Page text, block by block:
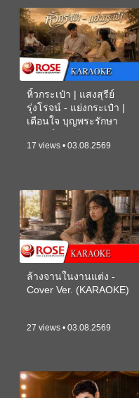
หิ้วกระเป๋า | แสงสุรีย์
รุ่งโรจน์ - แย่งกระเป๋า |
เตือนใจ บุญพระรักษา
17 views • 03.08.2569
ล้างจานในงานแต่ง -
Cover Ver. (KARAOKE)
27 views • 03.08.2569